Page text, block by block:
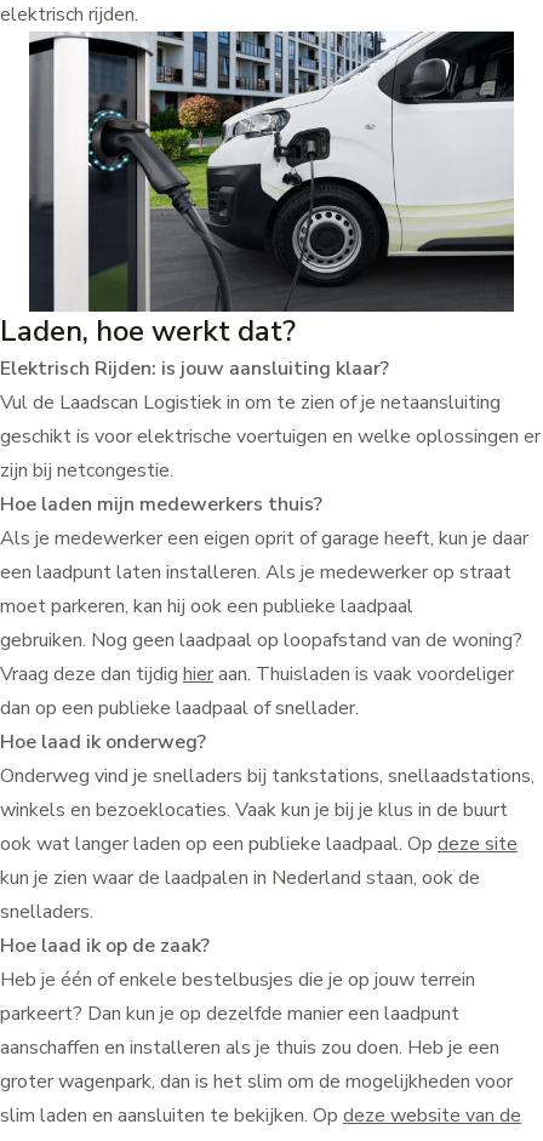
elektrisch rijden.
Laden, hoe werkt dat?
Elektrisch Rijden: is jouw aansluiting klaar?
Vul de Laadscan Logistiekin om te zien of je netaansluiting
geschikt is voor elektrische voertuigen en welke oplossingen er
zijn bij netcongestie.
Hoe laden mijn medewerkers thuis?
Als je medewerker een eigen oprit of garage heeft, kun je daar
een laadpunt laten installeren. Als je medewerker op straat
moet parkeren, kan hij ook een publieke laadpaal
gebruiken. Nog geen laadpaal op loopafstand van de woning?
Vraag deze dan tijdig hieraan. Thuisladen is vaak voordeliger
dan op een publieke laadpaal of snellader.
Hoe laad ik onderweg?
Onderweg vind je snelladers bij tankstations, snellaadstations,
winkels en bezoeklocaties. Vaak kun je bij je klus in de buurt
ook wat langer laden op een publieke laadpaal. Op deze site
kun je zien waar de laadpalen in Nederland staan, ook de
snelladers.
Hoe laad ik op de zaak?
Heb je één of enkele bestelbusjes die je op jouw terrein
parkeert? Dan kun je op dezelfde manier een laadpunt
aanschaffen en installeren als je thuis zou doen. Heb je een
groter wagenpark, dan is het slim om de mogelijkheden voor
slim laden en aansluiten te bekijken. Op deze website van de